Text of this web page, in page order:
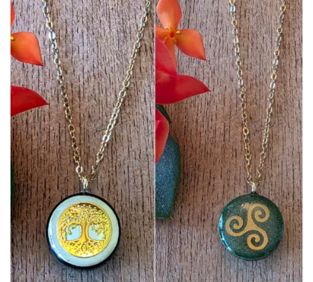
Ajouter
à la liste
de
souhaits